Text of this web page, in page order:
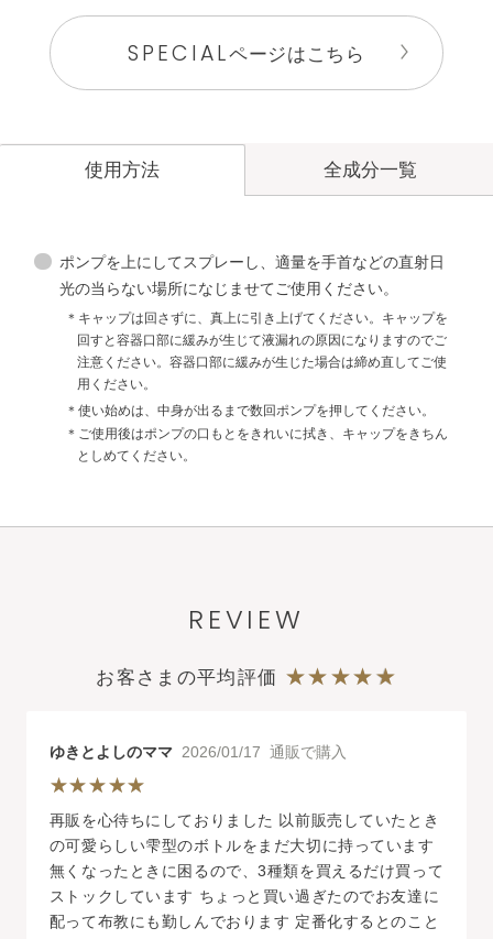
SPECIALページはこちら
使用方法
ポンプを上にしてスプレーし、適量を手首などの直射日
光の当らない場所になじませてご使用ください。
キャップは回さずに、真上に引き上げてください。キャップを
回すと容器口部に緩みが生じて液漏れの原因になりますのでご
注意ください。容器口部に緩みが生じた場合は締め直してご使
用ください。
使い始めは、中身が出るまで数回ポンプを押してください。
ご使用後はポンプの口もとをきれいに拭き、キャップをきちん
としめてください。
全成分一覧
REVIEW
お客さまの平均評価
ゆきとよしのママ2026/01/17 通販で購入
再販を心待ちにしておりました 以前販売していたとき
の可愛らしい雫型のボトルをまだ大切に持っています
無くなったときに困るので、3種類を買えるだけ買って
ストックしています ちょっと買い過ぎたのでお友達に
配って布教にも勤しんでおります 定番化するとのこと